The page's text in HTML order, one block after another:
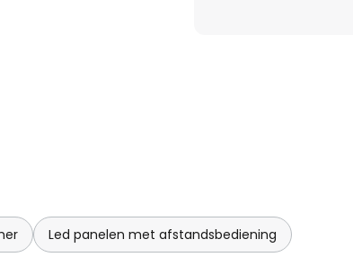
Led panelen met afstandsbediening